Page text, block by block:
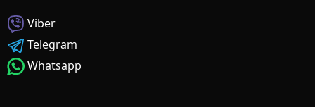
Viber
Telegram
Whatsapp